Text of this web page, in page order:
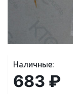
Наличные:
683 ₽